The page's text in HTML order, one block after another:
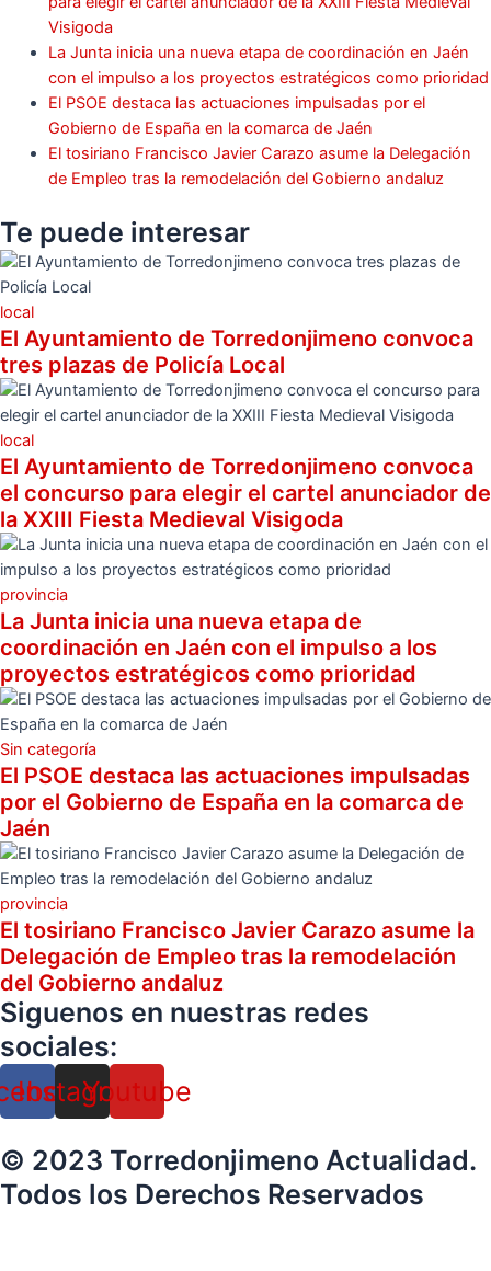
Visigoda
La Junta inicia una nueva etapa de coordinación en Jaén
con el impulso a los proyectos estratégicos como prioridad
El PSOE destaca las actuaciones impulsadas por el
Gobierno de España en la comarca de Jaén
El tosiriano Francisco Javier Carazo asume la Delegación
de Empleo tras la remodelación del Gobierno andaluz
Te puede interesar
local
El Ayuntamiento de Torredonjimeno convoca
tres plazas de Policía Local
local
El Ayuntamiento de Torredonjimeno convoca
el concurso para elegir el cartel anunciador de
la XXIII Fiesta Medieval Visigoda
provincia
La Junta inicia una nueva etapa de
coordinación en Jaén con el impulso a los
proyectos estratégicos como prioridad
Sin categoría
El PSOE destaca las actuaciones impulsadas
por el Gobierno de España en la comarca de
Jaén
provincia
El tosiriano Francisco Javier Carazo asume la
Delegación de Empleo tras la remodelación
del Gobierno andaluz
Siguenos en nuestras redes
sociales:
Instagram
Youtube
© 2023 Torredonjimeno Actualidad.
Todos los Derechos Reservados